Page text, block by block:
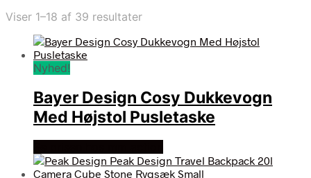
Viser 1–18 af 39 resultaterSorteret
pris:
Nyhed!
Bayer Design Cosy Dukkevogn
Med Højstol Pusletaske